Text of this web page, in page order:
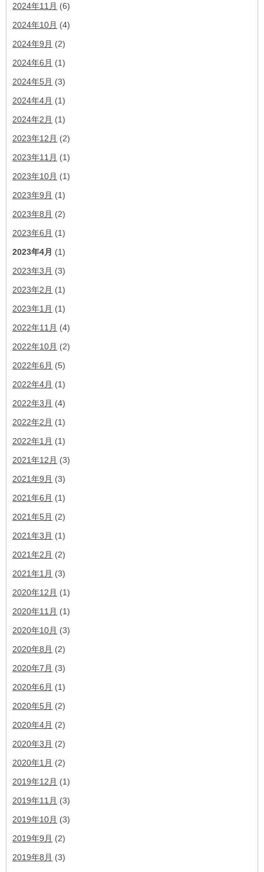
2024年11月 (6)
2024年10月 (4)
2024年9月 (2)
2024年6月 (1)
2024年5月 (3)
2024年4月 (1)
2024年2月 (1)
2023年12月 (2)
2023年11月 (1)
2023年10月 (1)
2023年9月 (1)
2023年8月 (2)
2023年6月 (1)
2023年4月 (1)
2023年3月 (3)
2023年2月 (1)
2023年1月 (1)
2022年11月 (4)
2022年10月 (2)
2022年6月 (5)
2022年4月 (1)
2022年3月 (4)
2022年2月 (1)
2022年1月 (1)
2021年12月 (3)
2021年9月 (3)
2021年6月 (1)
2021年5月 (2)
2021年3月 (1)
2021年2月 (2)
2021年1月 (3)
2020年12月 (1)
2020年11月 (1)
2020年10月 (3)
2020年8月 (2)
2020年7月 (3)
2020年6月 (1)
2020年5月 (2)
2020年4月 (2)
2020年3月 (2)
2020年1月 (2)
2019年12月 (1)
2019年11月 (3)
2019年10月 (3)
2019年9月 (2)
2019年8月 (3)